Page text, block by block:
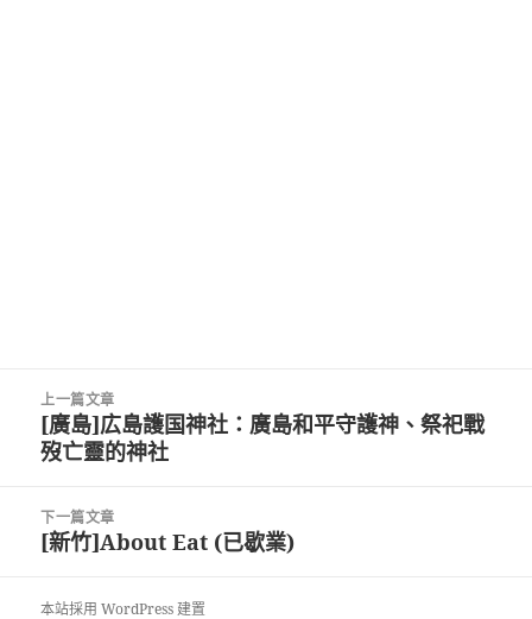
上一篇文章
上
一
文
章:
[廣島]広島護国神社：廣島和平守護神、祭祀戰
歿亡靈的神社
下一篇文章
下
篇
[新竹]About Eat (已歇業)
本站採用 WordPress 建置